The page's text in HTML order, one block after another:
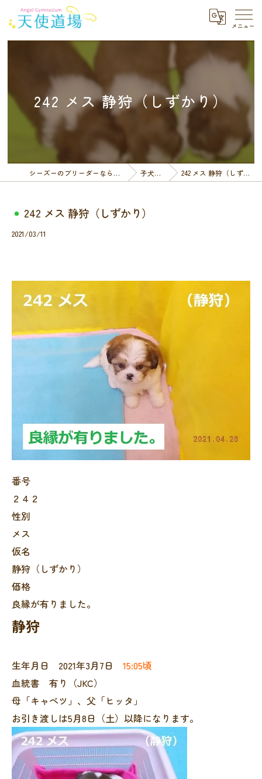
242 メス 静狩（しずかり）
シーズーのブリーダーなら天使道場 子犬一覧 242 メス 静狩（しずかり）
242 メス 静狩（しずかり）
2021/03/11
番号
２４２
性別
メス
仮名
静狩（しずかり）
価格
良縁が有りました。
静狩
生年月日 2021年3月7日 15:05頃
血統書 有り（JKC）
母「キャベツ」、父「ヒッタ」
お引き渡しは5月8日（土）以降になります。